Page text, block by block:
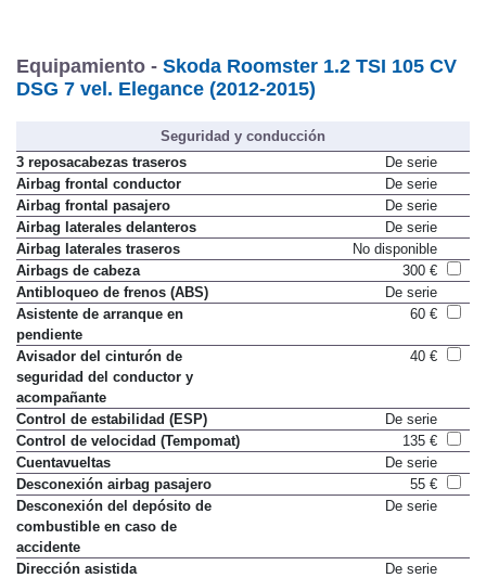
Equipamiento - Skoda Roomster 1.2 TSI 105 CV
DSG 7 vel. Elegance (2012-2015)
Seguridad y conducción
3 reposacabezas traseros
De serie
Airbag frontal conductor
De serie
Airbag frontal pasajero
De serie
Airbag laterales delanteros
De serie
Airbag laterales traseros
No disponible
Airbags de cabeza
300 €
Antibloqueo de frenos (ABS)
De serie
Asistente de arranque en
pendiente
60 €
Avisador del cinturón de
seguridad del conductor y
acompañante
40 €
Control de estabilidad (ESP)
De serie
Control de velocidad (Tempomat)
135 €
Cuentavueltas
De serie
Desconexión airbag pasajero
55 €
Desconexión del depósito de
combustible en caso de
accidente
De serie
Dirección asistida
De serie